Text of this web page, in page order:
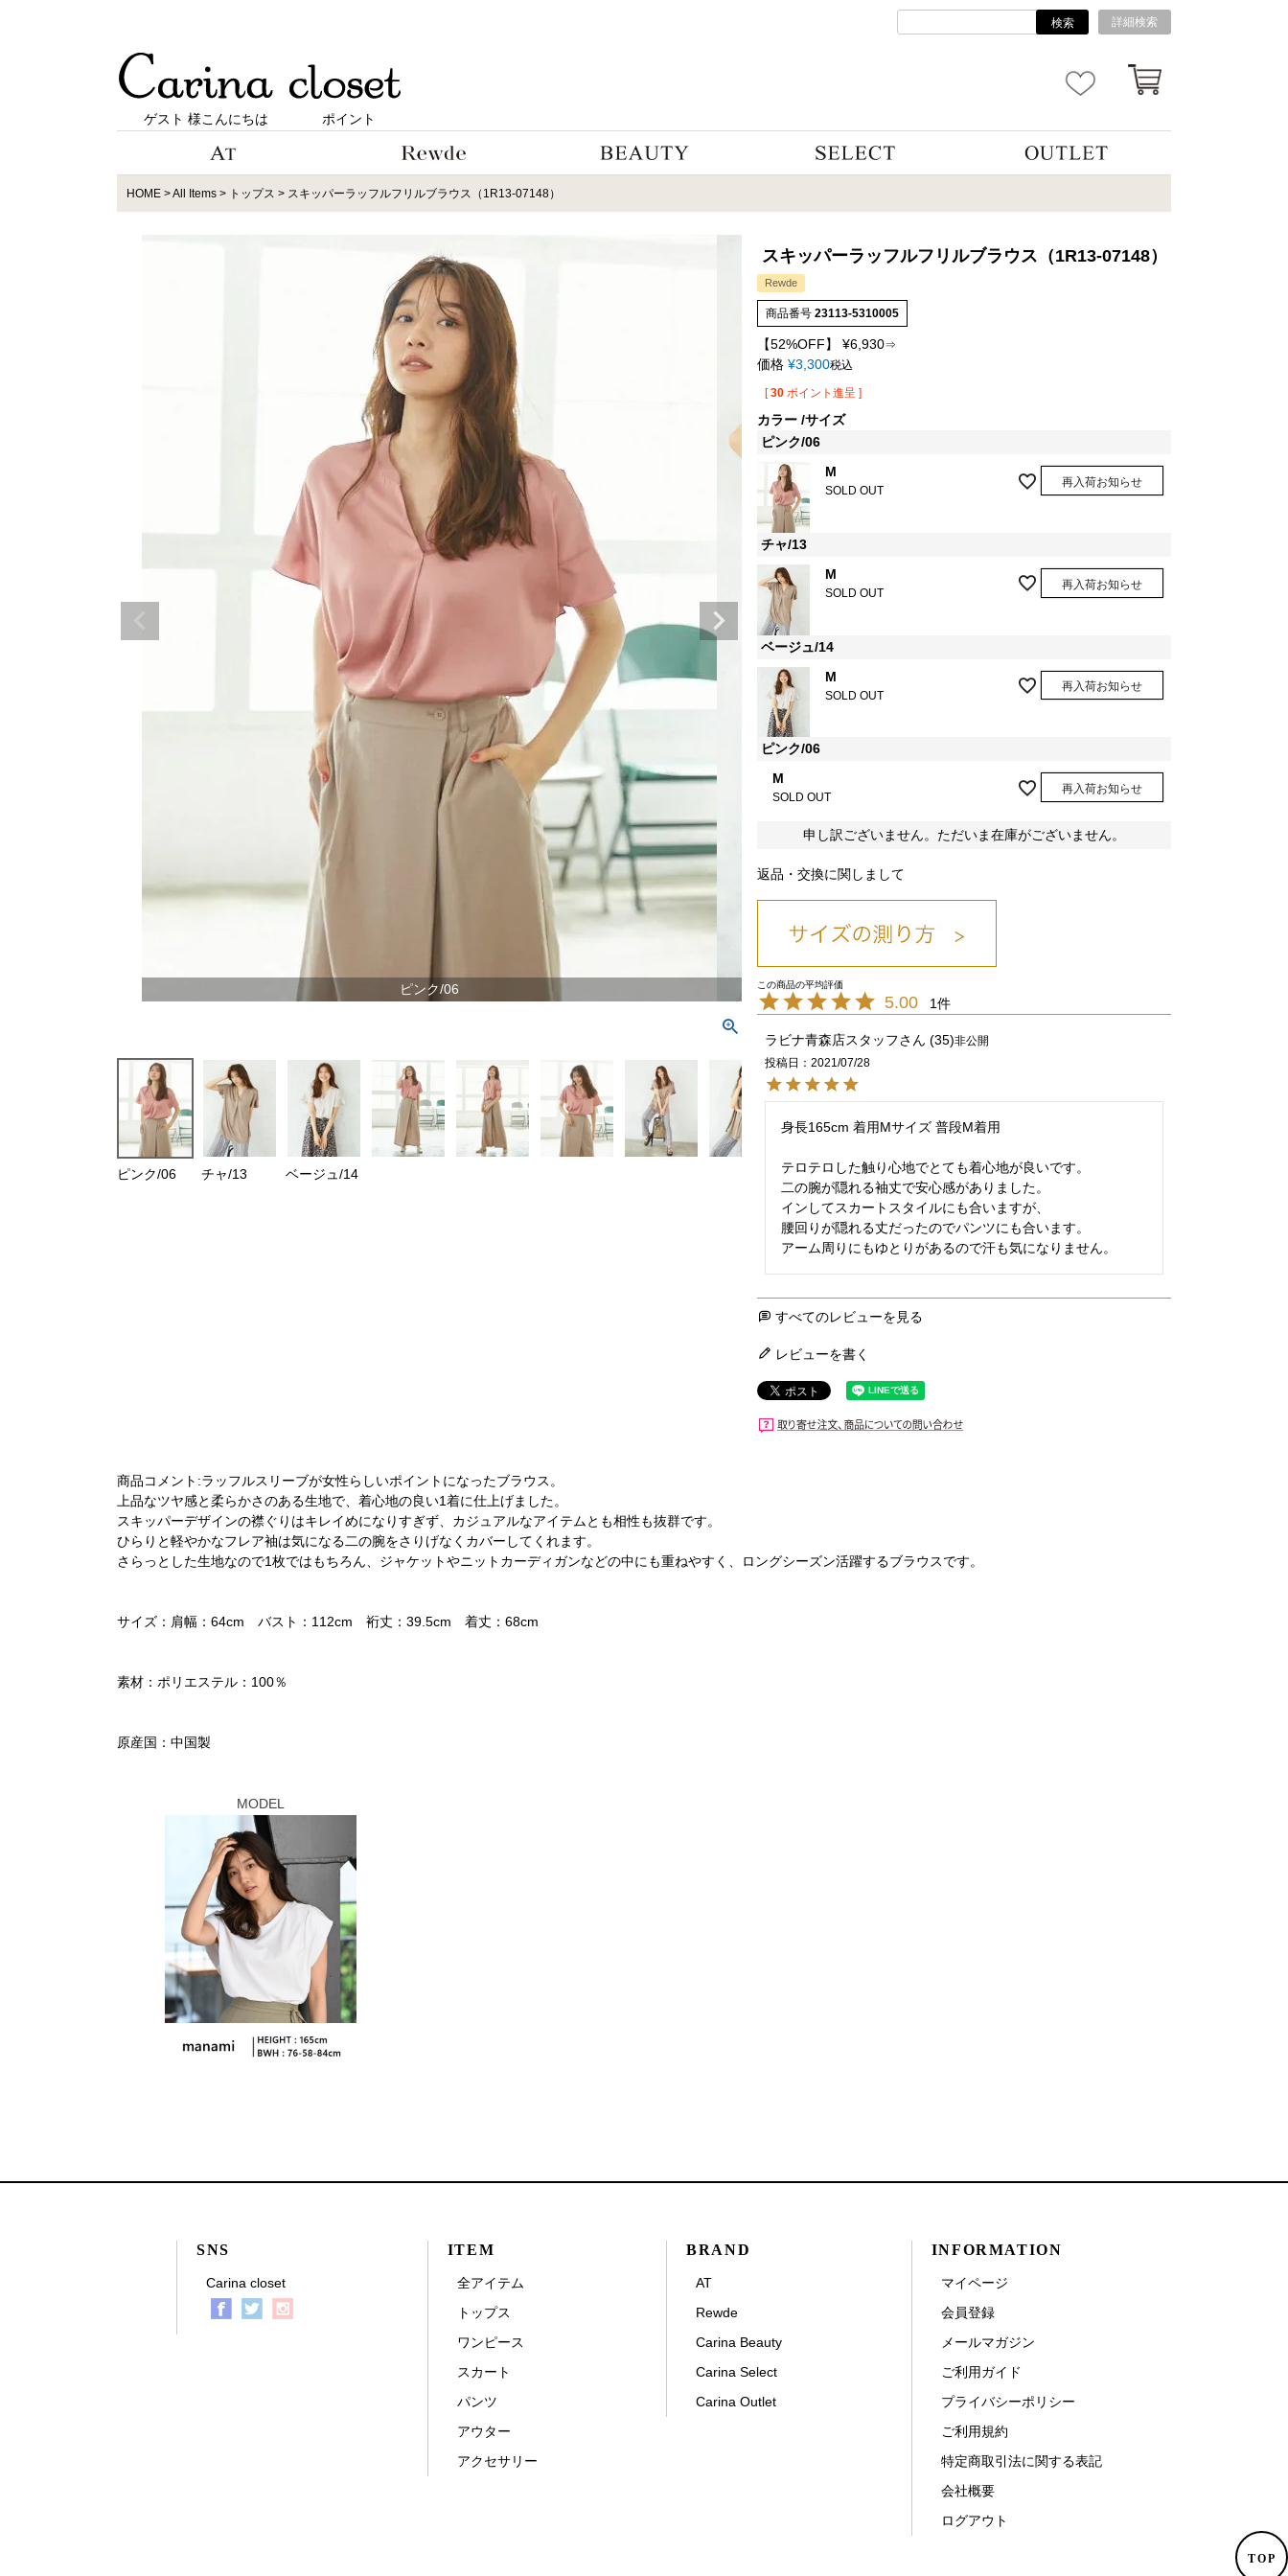
検索 詳細検索
ゲスト 様こんにちは ポイント
HOME All Items トップス スキッパーラッフルフリルブラウス（1R13-07148）
ピンク/06
ピンク/06 チャ/13 ベージュ/14
スキッパーラッフルフリルブラウス（1R13-07148）
Rewde
商品番号 23113-5310005
【52%OFF】 ¥6,930⇒
価格 ¥3,300税込
[ 30 ポイント進呈 ]
カラー サイズ
ピンク/06
M
SOLD OUT
再入荷お知らせ
チャ/13
M
SOLD OUT
再入荷お知らせ
ベージュ/14
M
SOLD OUT
再入荷お知らせ
ピンク/06
M
SOLD OUT
再入荷お知らせ
申し訳ございません。ただいま在庫がございません。
返品・交換に関しまして
5.00 1
ラビナ青森店スタッフ 35 非公開
投稿日
2021/07/28
身長165cm 着用Mサイズ 普段M着用
テロテロした触り心地でとても着心地が良いです。
二の腕が隠れる袖丈で安心感がありました。
インしてスカートスタイルにも合いますが、
腰回りが隠れる丈だったのでパンツにも合います。
アーム周りにもゆとりがあるので汗も気になりません。
すべてのレビューを見る
レビューを書く
商品コメント:ラッフルスリーブが女性らしいポイントになったブラウス。
上品なツヤ感と柔らかさのある生地で、着心地の良い1着に仕上げました。
スキッパーデザインの襟ぐりはキレイめになりすぎず、カジュアルなアイテムとも相性も抜群です。
ひらりと軽やかなフレア袖は気になる二の腕をさりげなくカバーしてくれます。
さらっとした生地なので1枚ではもちろん、ジャケットやニットカーディガンなどの中にも重ねやすく、ロングシーズン活躍するブラウスです。
サイズ：肩幅：64cm バスト：112cm 裄丈：39.5cm 着丈：68cm
素材：ポリエステル：100％
原産国：中国製
MODEL
SNS
Carina closet
ITEM
全アイテム
トップス
ワンピース
スカート
パンツ
アウター
アクセサリー
BRAND
AT
Rewde
Carina Beauty
Carina Select
Carina Outlet
INFORMATION
マイページ
会員登録
メールマガジン
ご利用ガイド
プライバシーポリシー
ご利用規約
特定商取引法に関する表記
会社概要
ログアウト
TOP